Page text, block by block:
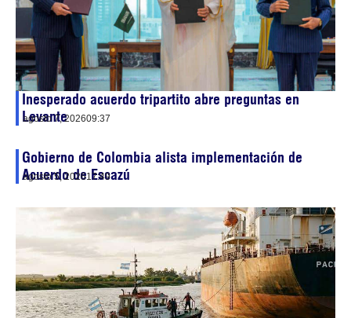
Inesperado acuerdo tripartito abre preguntas en
Levante
agosto 7, 202609:37
Gobierno de Colombia alista implementación de
Acuerdo de Escazú
agosto 5, 202617:49